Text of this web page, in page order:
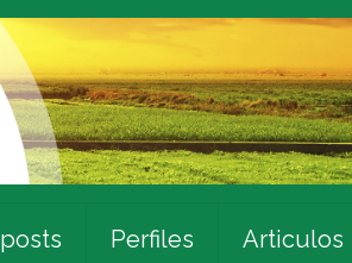
Perfiles Articulos